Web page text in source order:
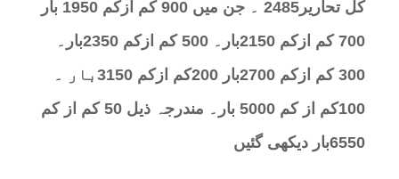
کل تحارير2485 ۔ جن میں 900 کم ازکم 1950 بار
700 کم ازکم 2150بار۔ 500 کم ازکم 2350بار۔
300 کم ازکم 2700بار 200کم ازکم 3150بار ۔
100کم از کم 5000 بار۔ مندرجہ ذیل 50 کم از کم
6550بار دیکھی گئیں